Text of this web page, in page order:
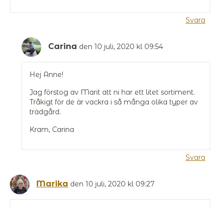
Svara
Carina den 10 juli, 2020 kl 09:54
Hej Anne!
Jag förstog av Marit att ni har ett litet sortiment.
Tråkigt för de är vackra i så många olika typer av
trädgård.
Kram, Carina
Svara
Marika den 10 juli, 2020 kl 09:27